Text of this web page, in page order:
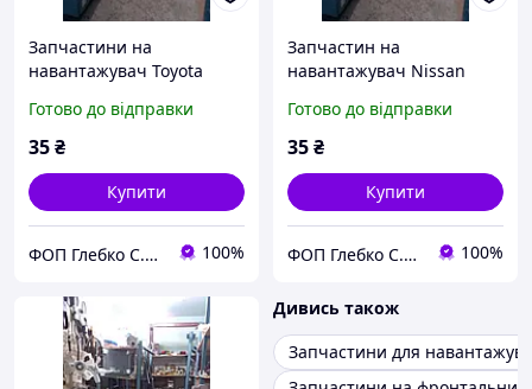
Запчастини на
навантажувач Toyota
Готово до відправки
35₴
Купити
ФОП Глебко С.Ю. 100%
Запчастин на
навантажувач Nissan
Готово до відправки
35₴
Купити
ФОП Глебко С.Ю. 100%
Дивись також
Запчастини для